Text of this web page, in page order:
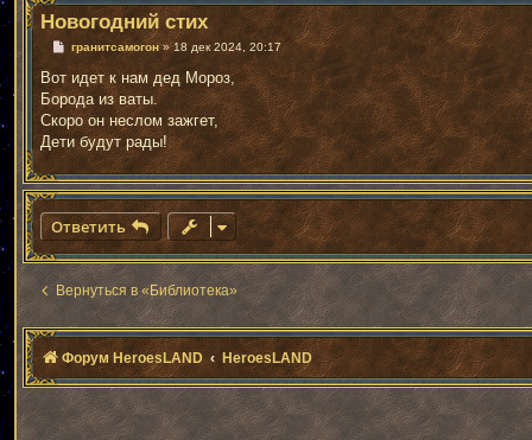
Новогодний стих
С
о
о
щ
е
н
и
гранитсамогон»18 дек 2024, 20:17
Вот идет к нам дед Мороз,
Борода из ваты.
Скоро он неслом зажгет,
Дети будут рады!
Ответить
Вернуться в «Библиотека»
Форум HeroesLAND HeroesLAND